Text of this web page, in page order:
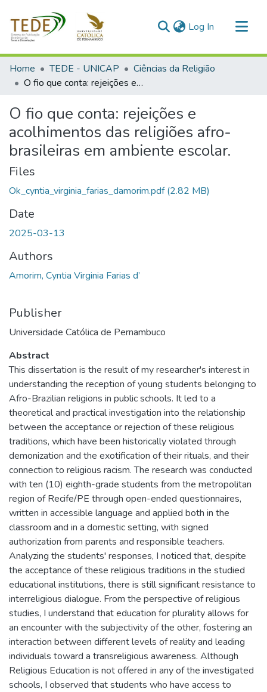
Log In (current)
Communities & Collections
All of DSpace
Home TEDE - UNICAP
Ciências da Religião
O fio que conta: rejeições e acolhimentos das religiões afro-brasileiras em ambiente escolar.
O fio que conta: rejeições e
acolhimentos das religiões afro-
brasileiras em ambiente escolar.
Files
Ok_cyntia_virginia_farias_damorim.pdf(2.82 MB)
Date
2025-03-13
Authors
Amorim, Cyntia Virginia Farias d’
Publisher
Universidade Católica de Pernambuco
Abstract
This dissertation is the result of my researcher's interest in
understanding the reception of young students belonging to
Afro-Brazilian religions in public schools. It led to a
theoretical and practical investigation into the relationship
between the acceptance or rejection of these religious
traditions, which have been historically violated through
demonization and the exotification of their rituals, and their
connection to religious racism. The research was conducted
with ten (10) eighth-grade students from the metropolitan
region of Recife/PE through open-ended questionnaires,
written in accessible language and applied both in the
classroom and in a domestic setting, with signed
authorization from parents and responsible teachers.
Analyzing the students' responses, I noticed that, despite
the acceptance of these religious traditions in the studied
educational institutions, there is still significant resistance to
interreligious dialogue. From the perspective of religious
studies, I understand that education for plurality allows for
an encounter with the subjectivity of the other, fostering an
interaction between different levels of reality and leading
individuals toward a transreligious awareness. Although
Religious Education is not offered in any of the investigated
schools, I observed that students who have access to